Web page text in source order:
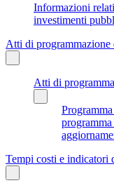
Informazioni
investimenti
Atti di programmazione
Atti di
Tempi costi e indicatori